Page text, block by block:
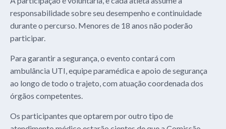
responsabilidade sobre seu desempenho e continuidade
durante o percurso. Menores de 18 anos não poderão
participar.
Para garantir a segurança, o evento contará com
ambulância UTI, equipe paramédica e apoio de segurança
ao longo de todo o trajeto, com atuação coordenada dos
órgãos competentes.
Os participantes que optarem por outro tipo de